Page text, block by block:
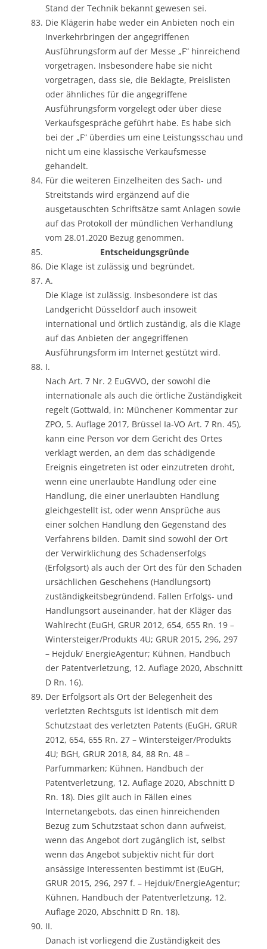
Stand der Technik bekannt gewesen sei.
Die Klägerin habe weder ein Anbieten noch ein
Inverkehrbringen der angegriffenen
Ausführungsform auf der Messe „F“ hinreichend
vorgetragen. Insbesondere habe sie nicht
vorgetragen, dass sie, die Beklagte, Preislisten
oder ähnliches für die angegriffene
Ausführungsform vorgelegt oder über diese
Verkaufsgespräche geführt habe. Es habe sich
bei der „F“ überdies um eine Leistungsschau und
nicht um eine klassische Verkaufsmesse
gehandelt.
Für die weiteren Einzelheiten des Sach- und
Streitstands wird ergänzend auf die
ausgetauschten Schriftsätze samt Anlagen sowie
auf das Protokoll der mündlichen Verhandlung
vom 28.01.2020 Bezug genommen.
Entscheidungsgründe
Die Klage ist zulässig und begründet.
A.
Die Klage ist zulässig. Insbesondere ist das
Landgericht Düsseldorf auch insoweit
international und örtlich zuständig, als die Klage
auf das Anbieten der angegriffenen
Ausführungsform im Internet gestützt wird.
I.
Nach Art. 7 Nr. 2 EuGVVO, der sowohl die
internationale als auch die örtliche Zuständigkeit
regelt (Gottwald, in: Münchener Kommentar zur
ZPO, 5. Auflage 2017, Brüssel Ia-VO Art. 7 Rn. 45),
kann eine Person vor dem Gericht des Ortes
verklagt werden, an dem das schädigende
Ereignis eingetreten ist oder einzutreten droht,
wenn eine unerlaubte Handlung oder eine
Handlung, die einer unerlaubten Handlung
gleichgestellt ist, oder wenn Ansprüche aus
einer solchen Handlung den Gegenstand des
Verfahrens bilden. Damit sind sowohl der Ort
der Verwirklichung des Schadenserfolgs
(Erfolgsort) als auch der Ort des für den Schaden
ursächlichen Geschehens (Handlungsort)
zuständigkeitsbegründend. Fallen Erfolgs- und
Handlungsort auseinander, hat der Kläger das
Wahlrecht (EuGH, GRUR 2012, 654, 655 Rn. 19 –
Wintersteiger/Produkts 4U; GRUR 2015, 296, 297
– Hejduk/ EnergieAgentur; Kühnen, Handbuch
der Patentverletzung, 12. Auflage 2020, Abschnitt
D Rn. 16).
Der Erfolgsort als Ort der Belegenheit des
verletzten Rechtsguts ist identisch mit dem
Schutzstaat des verletzten Patents (EuGH, GRUR
2012, 654, 655 Rn. 27 – Wintersteiger/Produkts
4U; BGH, GRUR 2018, 84, 88 Rn. 48 –
Parfummarken; Kühnen, Handbuch der
Patentverletzung, 12. Auflage 2020, Abschnitt D
Rn. 18). Dies gilt auch in Fällen eines
Internetangebots, das einen hinreichenden
Bezug zum Schutzstaat schon dann aufweist,
wenn das Angebot dort zugänglich ist, selbst
wenn das Angebot subjektiv nicht für dort
ansässige Interessenten bestimmt ist (EuGH,
GRUR 2015, 296, 297 f. – Hejduk/EnergieAgentur;
Kühnen, Handbuch der Patentverletzung, 12.
Auflage 2020, Abschnitt D Rn. 18).
II.
Danach ist vorliegend die Zuständigkeit des